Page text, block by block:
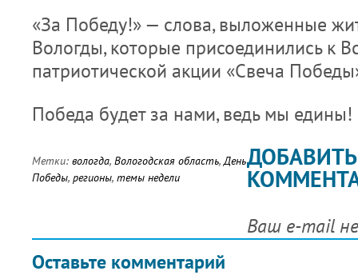
«За Победу!» — слова, выложенные
Вологды, которые присоединились к
патриотической акции «Свеча
Победа будет за нами, ведь мы едины!
Метки: вологда, Вологодская область,День
Победы, регионы, темы недели
Оставьте комментарий
ДОБАВИТЬ
Ваш e-mail